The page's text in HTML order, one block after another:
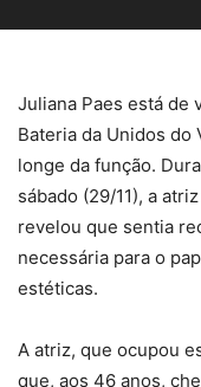
Juliana Paes está de
Bateria da Unidos do
longe da função.
sábado (29/11), a
revelou que sentia
necessária para o
estéticas.
A atriz, que ocupou
que, aos 46 anos,